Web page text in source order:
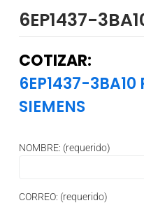
6EP1437-
COTIZAR:
6EP1437-3BA10
SIEMENS
NOMBRE: (requerido)
CORREO: (requerido)